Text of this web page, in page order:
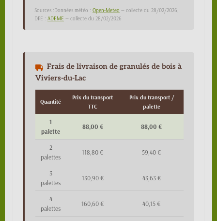
Sources :Données météo : Open-Meteo — collecte du 28/02/2026,
DPE : ADEME — collecte du 28/02/2026
Frais de livraison de granulés de bois à
Viviers-du-Lac
Quantité
Prix du transport
TTC
Prix du transport /
palette
1
palette
88,00 € 88,00 €
2
palettes
118,80 € 59,40 €
3
palettes
130,90 € 43,63 €
4
palettes
160,60 € 40,15 €